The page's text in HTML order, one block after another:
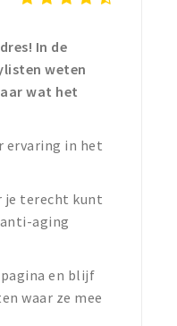
In de
weten
wat het
ervaring in het
je terecht kunt
aging
pagina en blijf
waar ze mee